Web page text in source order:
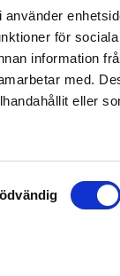
använder
för
information
med.
eller
en mycket
återvunnet
färgpigment och